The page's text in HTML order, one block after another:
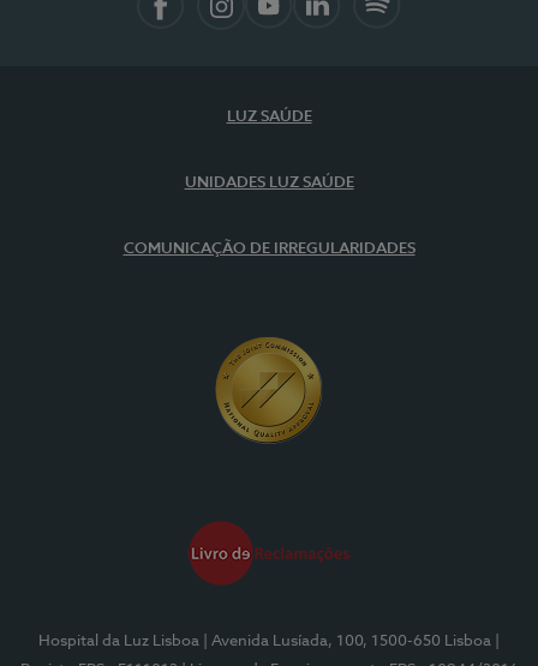
LUZ SAÚDE
UNIDADES LUZ SAÚDE
COMUNICAÇÃO DE IRREGULARIDADES
Hospital da Luz Lisboa | Avenida Lusíada, 100, 1500-650 Lisboa